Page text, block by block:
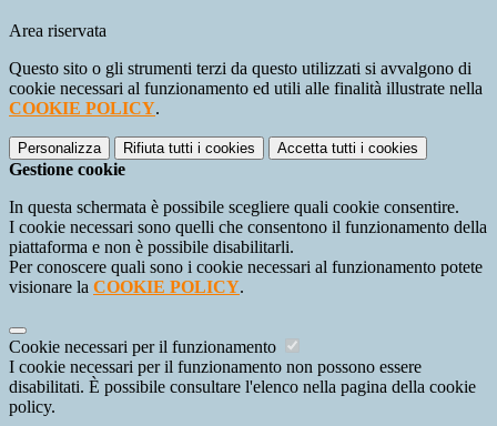
Area riservata
Questo sito o gli strumenti terzi da questo utilizzati si avvalgono di
cookie necessari al funzionamento ed utili alle finalità illustrate nella
COOKIE POLICY.
Personalizza Rifiuta tutti i cookies Accetta tutti i cookies
Gestione cookie
In questa schermata è possibile scegliere quali cookie consentire.
I cookie necessari sono quelli che consentono il funzionamento della
piattaforma e non è possibile disabilitarli.
Per conoscere quali sono i cookie necessari al funzionamento potete
visionare la COOKIE POLICY.
Cookie necessari per il funzionamento
I cookie necessari per il funzionamento non possono essere
disabilitati. È possibile consultare l'elenco nella pagina della cookie
policy.